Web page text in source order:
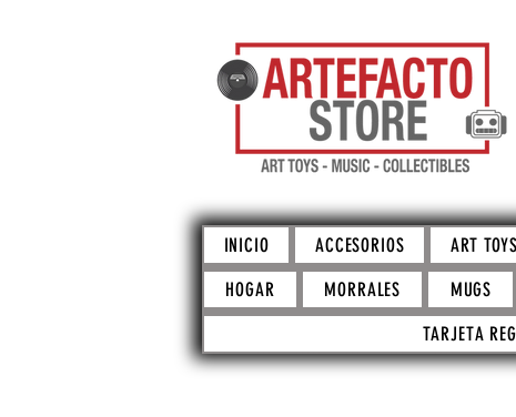
INICIO ACCESORIOS ART TOYS
HOGAR
MORRALES MUGS
TARJETA